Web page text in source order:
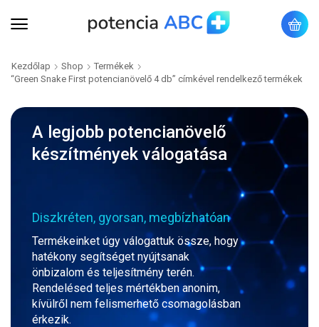
Kezdőlap Shop
Termékek
“Green Snake First potencianövelő 4 db” címkével rendelkező termékek
A legjobb potencianövelő
készítmények válogatása
Diszkréten, gyorsan, megbízhatóan
Termékeinket úgy válogattuk össze, hogy
hatékony segítséget nyújtsanak
önbizalom és teljesítmény terén.
Rendelésed teljes mértékben anonim,
kívülről nem felismerhető csomagolásban
érkezik.